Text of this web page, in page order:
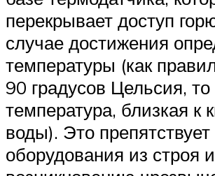
перекрывает доступ
случае достижения
температуры (как
90 градусов Цельсия, то
температура, близкая к
воды). Это
оборудования из строя и